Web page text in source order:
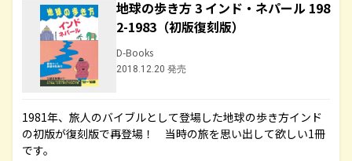
地球の歩き方 3 インド・ネパール 198
2-1983（初版復刻版）
D-Books
2018.12.20 発売
1981年、旅人のバイブルとして登場した地球の歩き方インド
の初版が復刻版で再登場！ 当時の旅を思い出して欲しい1冊
です。